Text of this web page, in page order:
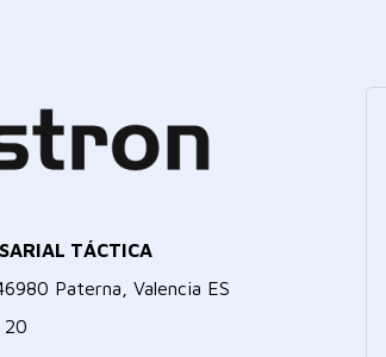
TÁCTICA
Paterna, Valencia ES
20